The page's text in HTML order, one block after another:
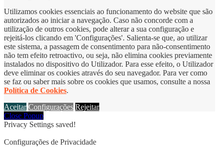
Utilizamos cookies essenciais ao funcionamento do website que são
autorizados ao iniciar a navegação. Caso não concorde com a
utilização de outros cookies, pode alterar a sua configuração e
rejeitá-los clicando em 'Configurações'. Salienta-se que, ao utilizar
este sistema, a passagem de consentimento para não-consentimento
não tem efeito retroactivo, ou seja, não elimina cookies previamente
instalados no dispositivo do Utilizador. Para esse efeito, o Utilizador
deve eliminar os cookies através do seu navegador. Para ver como
se faz ou saber mais sobre os cookies que usamos, consulte a nossa
Política de Cookies.
Aceitar Configurações Rejeitar
Close Popup
Privacy Settings saved!
Configurações de Privacidade